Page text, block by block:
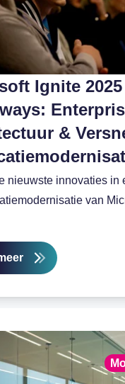
Ignite 2025
&
nieuwste innovaties in
van